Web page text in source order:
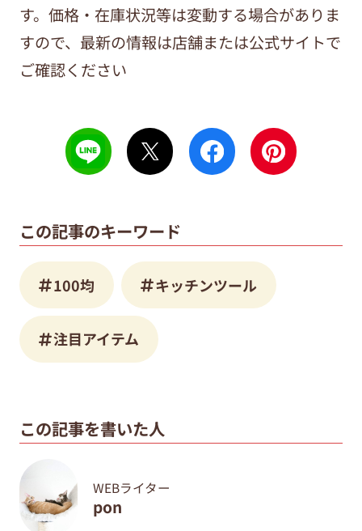
す。価格・在庫状況等は変動する場合がありま
すので、最新の情報は店舗または公式サイトで
ご確認ください
この記事のキーワード
100均 キッチンツール
注目アイテム
この記事を書いた人
WEBライター
pon